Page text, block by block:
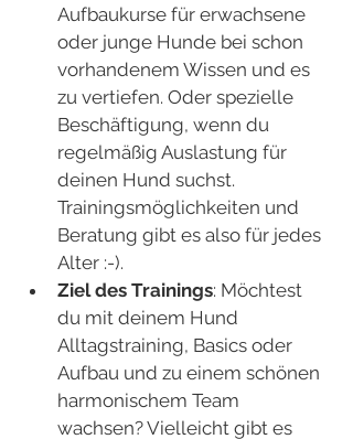
Aufbaukurse für erwachsene
oder junge Hunde bei schon
vorhandenem Wissen und es
zu vertiefen. Oder spezielle
Beschäftigung, wenn du
regelmäßig Auslastung für
deinen Hund suchst.
Trainingsmöglichkeiten und
Beratung gibt es also für jedes
Alter :-).
Ziel des Trainings: Möchtest
du mit deinem Hund
Alltagstraining, Basics oder
Aufbau und zu einem schönen
harmonischem Team
wachsen? Vielleicht gibt es